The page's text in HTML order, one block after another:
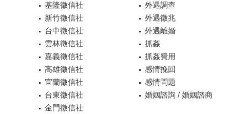
基隆徵信社
新竹徵信社
台中徵信社
雲林徵信社
嘉義徵信社
高雄徵信社
宜蘭徵信社
台東徵信社
金門徵信社
外遇調查
外遇徵兆
外遇離婚
抓姦
抓姦費用
感情挽回
感情問題
婚姻諮詢 / 婚姻諮商